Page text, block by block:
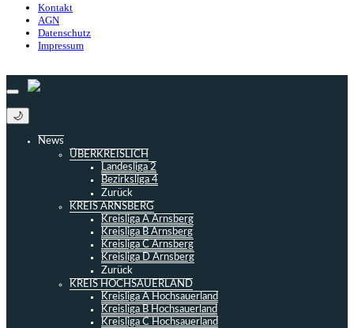
Kontakt
AGN
Datenschutz
Impressum
🌙
News
ÜBERKREISLICH
Landesliga 2
Bezirksliga 4
Zurück
KREIS ARNSBERG
Kreisliga A Arnsberg
Kreisliga B Arnsberg
Kreisliga C Arnsberg
Kreisliga D Arnsberg
Zurück
KREIS HOCHSAUERLAND
Kreisliga A Hochsauerland
Kreisliga B Hochsauerland
Kreisliga C Hochsauerland